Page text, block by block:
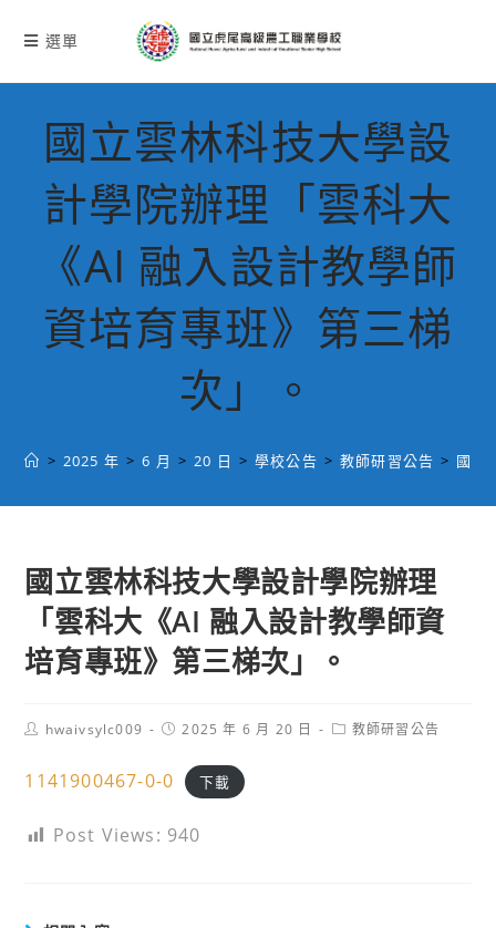
選單
國立雲林科技大學設
計學院辦理「雲科大
《AI 融入設計教學師
資培育專班》第三梯
次」。
> 2025 年 > 6 月 > 20 日 > 學校公告 > 教師研習公告 > 國立
國立雲林科技大學設計學院辦理
「雲科大《AI 融入設計教學師資
培育專班》第三梯次」。
Posthwaivsylc009
Post2025 年 6 月 20 日
Post教師研習公告
1141900467-0-0 下載
Post Views: 940